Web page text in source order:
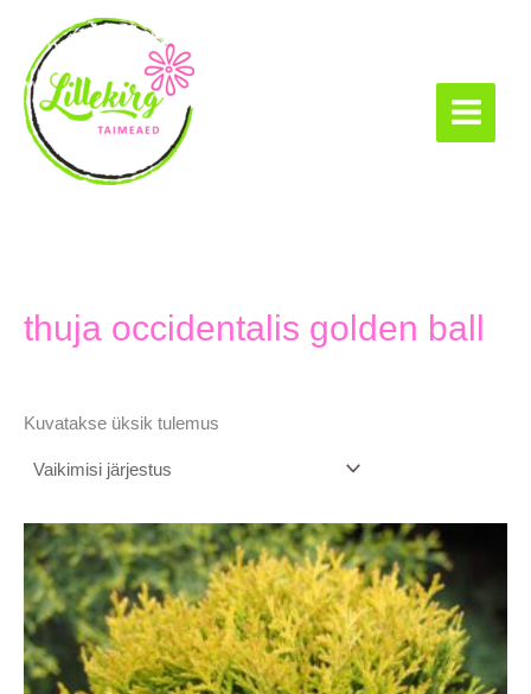
content
thuja occidentalis golden ball
Kuvatakse üksik tulemus